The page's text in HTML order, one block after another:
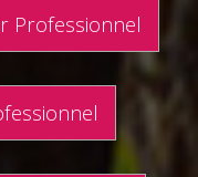
Professionnel